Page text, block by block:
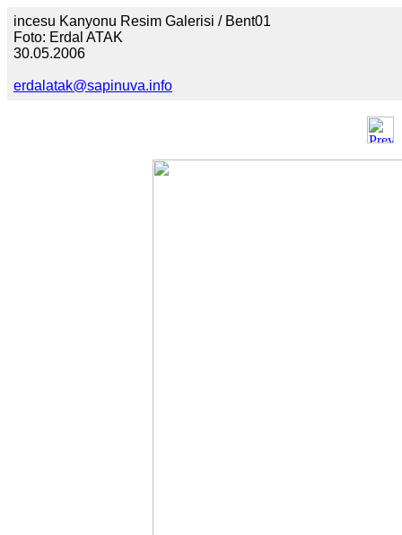
incesu Kanyonu Resim Galerisi / Bent01
Foto: Erdal ATAK
30.05.2006
erdalatak@sapinuva.info